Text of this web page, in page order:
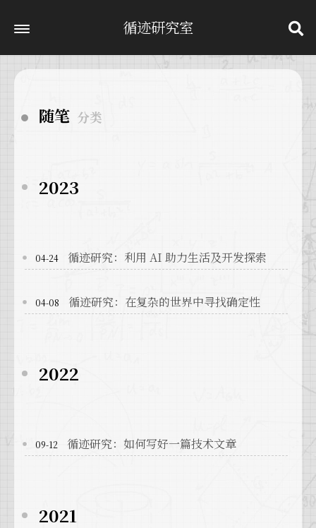
循迹研究室
随笔 分类
2023
04-24 循迹研究：利用 AI 助力生活及开发探索
04-08 循迹研究：在复杂的世界中寻找确定性
2022
09-12 循迹研究：如何写好一篇技术文章
2021